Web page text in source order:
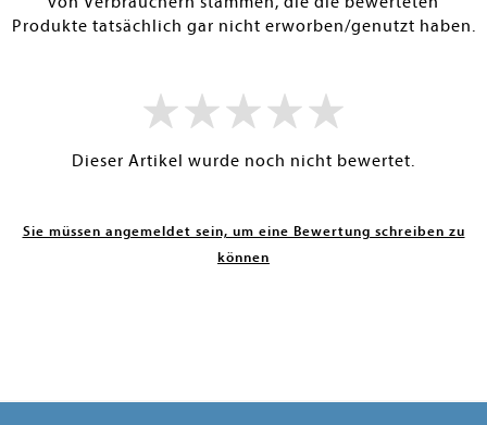
Produkte tatsächlich gar nicht erworben/genutzt haben.
Dieser Artikel wurde noch nicht bewertet.
Sie müssen angemeldet sein, um eine Bewertung schreiben zu
können